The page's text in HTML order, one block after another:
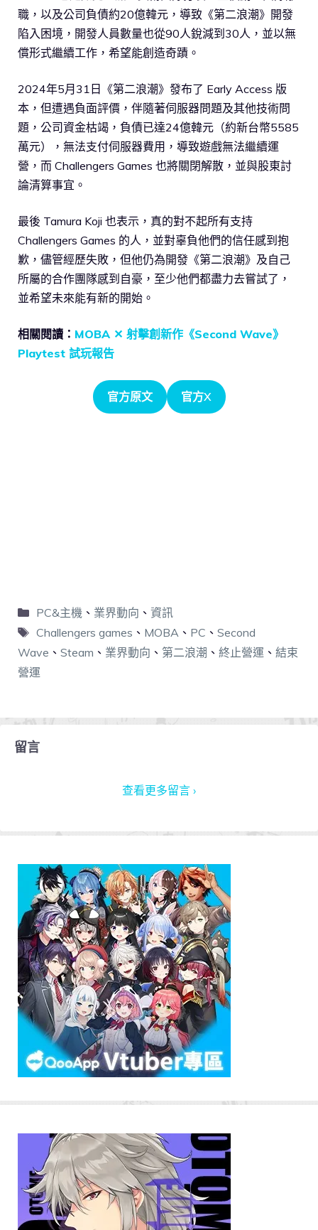
職，以及公司負債約20億韓元，導致《第二浪潮》開發
陷入困境，開發人員數量也從90人銳減到30人，並以無
償形式繼續工作，希望能創造奇蹟。
2024年5月31日《第二浪潮》發布了 Early Access 版
本，但遭遇負面評價，伴隨著伺服器問題及其他技術問
題，公司資金枯竭，負債已達24億韓元（約新台幣5585
萬元），無法支付伺服器費用，導致遊戲無法繼續運
營，而 Challengers Games 也將關閉解散，並與股東討
論清算事宜。
最後 Tamura Koji 也表示，真的對不起所有支持
Challengers Games 的人，並對辜負他們的信任感到抱
歉，儘管經歷失敗，但他仍為開發《第二浪潮》及自己
所屬的合作團隊感到自豪，至少他們都盡力去嘗試了，
並希望未來能有新的開始。
相關閱讀： MOBA ✕ 射擊創新作《Second Wave》
Playtest 試玩報告
官方原文 官方X
PC&主機 、 業界動向 、 資訊
Challengers games 、 MOBA 、 PC 、 Second
Wave 、 Steam 、 業界動向 、 第二浪潮 、 終止營運 、 結束
營運
留言
查看更多留言 ›